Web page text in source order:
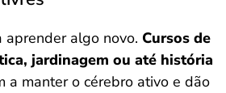
aprender algo novo. Cursos de
jardinagem ou até história
a manter o cérebro ativo e dão